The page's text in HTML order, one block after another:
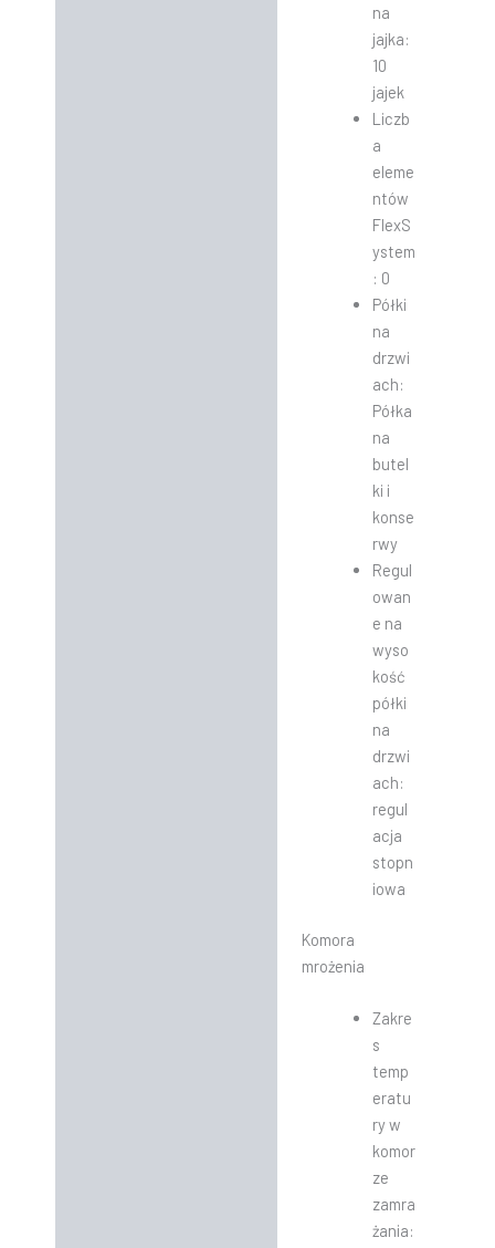
na
jajka:
10
jajek
Liczb
a
eleme
ntów
FlexS
ystem
: 0
Półki
na
drzwi
ach:
Półka
na
butel
ki i
konse
rwy
Regul
owan
e na
wyso
kość
półki
na
drzwi
ach:
regul
acja
stopn
iowa
Komora
mrożenia
Zakre
s
temp
eratu
ry w
komor
ze
zamra
żania: